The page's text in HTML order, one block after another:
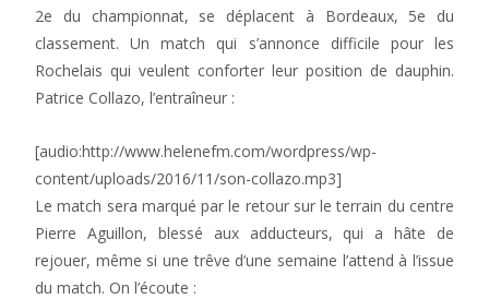
2e du championnat, se déplacent à Bordeaux, 5e du
classement. Un match qui s’annonce difficile pour les
Rochelais qui veulent conforter leur position de dauphin.
Patrice Collazo, l’entraîneur :
[audio:http://www.helenefm.com/wordpress/wp-
content/uploads/2016/11/son-collazo.mp3]
Le match sera marqué par le retour sur le terrain du centre
Pierre Aguillon, blessé aux adducteurs, qui a hâte de
rejouer, même si une trêve d’une semaine l’attend à l’issue
du match. On l’écoute :